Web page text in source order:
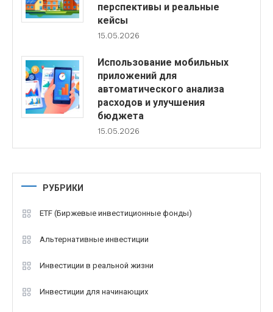
перспективы и реальные
кейсы
15.05.2026
Использование мобильных
приложений для
автоматического анализа
расходов и улучшения
бюджета
15.05.2026
РУБРИКИ
ETF (Биржевые инвестиционные фонды)
Альтернативные инвестиции
Инвестиции в реальной жизни
Инвестиции для начинающих